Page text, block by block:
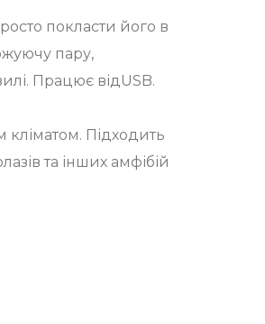
покласти його в
пару,
Працює відUSB.
кліматом. Підходить
та інших амфібій